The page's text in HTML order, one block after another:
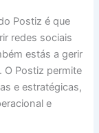
Postiz é que
redes sociais
estás a gerir
Postiz permite
e estratégicas,
e